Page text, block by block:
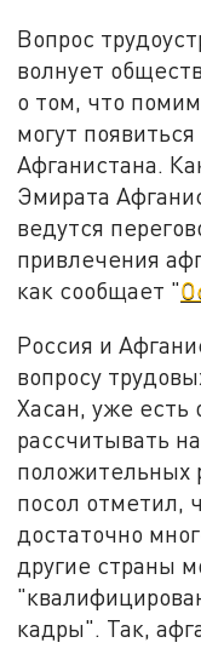
Вопрос
волнует
о том, что
могут
Афганистана.
Эмирата
ведутся
привлечения
как сообщает "
Россия и
вопросу
Хасан, уже есть
рассчитывать
положительных
посол отметил,
достаточно
другие страны
кадры". Так,